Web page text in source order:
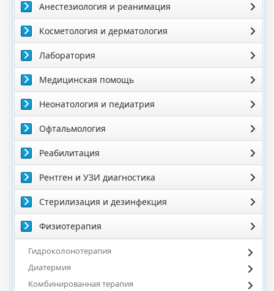
Анестезиология и реанимация
Косметология и дерматология
Лаборатория
Медицинская помощь
Неонатология и педиатрия
Офтальмология
Реабилитация
Рентген и УЗИ диагностика
Стерилизация и дезинфекция
Физиотерапия
Гидроколонотерапия
Диатермия
Комбинированная терапия